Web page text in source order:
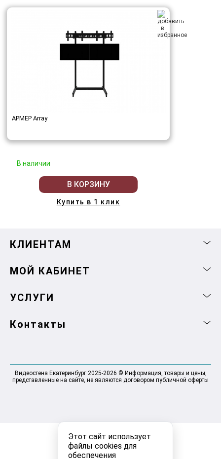
Этот сайт использует
файлы cookies для
обеспечения
АРМЕР Array
В наличии
В КОРЗИНУ
Купить в 1 клик
КЛИЕНТАМ
МОЙ КАБИНЕТ
УСЛУГИ
Контакты
Видеостена Екатеринбург 2025-2026 © Информация, товары и цены,
представленные на сайте, не являются договором публичной оферты